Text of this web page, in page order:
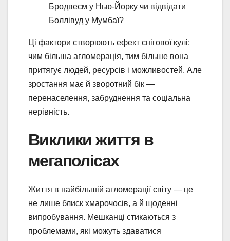
Бродвеєм у Нью-Йорку чи відвідати
Боллівуд у Мумбаї?
Ці фактори створюють ефект снігової кулі:
чим більша агломерація, тим більше вона
притягує людей, ресурсів і можливостей. Але
зростання має й зворотний бік —
перенаселення, забруднення та соціальна
нерівність.
Виклики життя в
мегаполісах
Життя в найбільшій агломерації світу — це
не лише блиск хмарочосів, а й щоденні
випробування. Мешканці стикаються з
проблемами, які можуть здаватися